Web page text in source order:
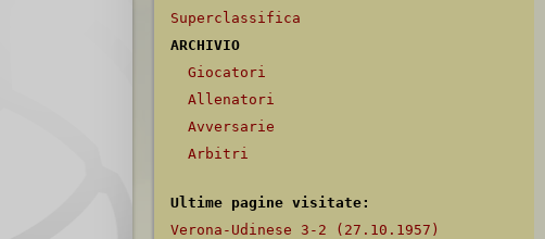
Superclassifica
ARCHIVIO
Giocatori
Allenatori
Avversarie
Arbitri
Ultime pagine visitate:
Verona-Udinese 3-2 (27.10.1957)